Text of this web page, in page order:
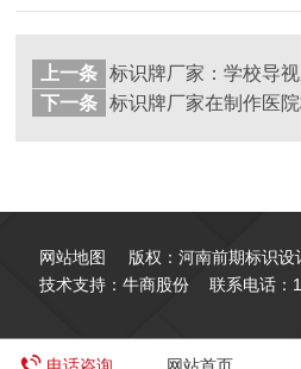
上一条
下一条
网站地图
版权：河南前期标识设
技术支持：牛商股份
联系电话：
电话咨询 网站首页